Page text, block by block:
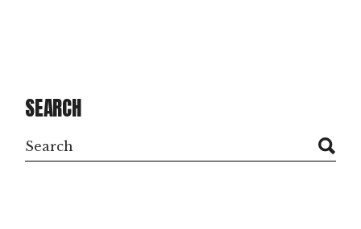
SEARCH